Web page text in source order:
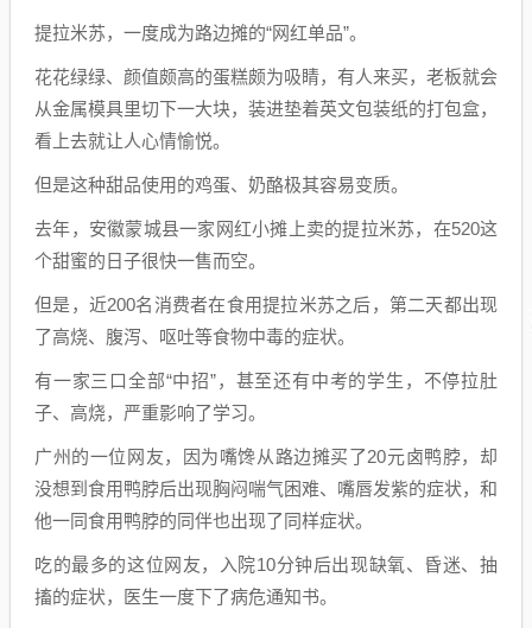
提拉米苏，一度成为路边摊的“网红单品”。
花花绿绿、颜值颇高的蛋糕颇为吸睛，有人来买，老板就会
从金属模具里切下一大块，装进垫着英文包装纸的打包盒，
看上去就让人心情愉悦。
但是这种甜品使用的鸡蛋、奶酪极其容易变质。
去年，安徽蒙城县一家网红小摊上卖的提拉米苏，在520这
个甜蜜的日子很快一售而空。
但是，近200名消费者在食用提拉米苏之后，第二天都出现
了高烧、腹泻、呕吐等食物中毒的症状。
有一家三口全部“中招”，甚至还有中考的学生，不停拉肚
子、高烧，严重影响了学习。
广州的一位网友，因为嘴馋从路边摊买了20元卤鸭脖，却
没想到食用鸭脖后出现胸闷喘气困难、嘴唇发紫的症状，和
他一同食用鸭脖的同伴也出现了同样症状。
吃的最多的这位网友，入院10分钟后出现缺氧、昏迷、抽
搐的症状，医生一度下了病危通知书。